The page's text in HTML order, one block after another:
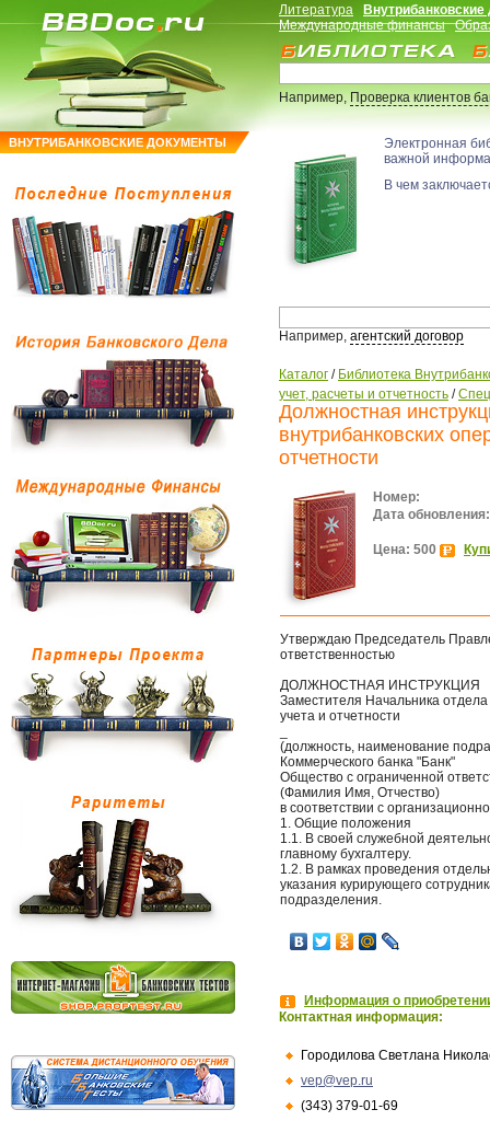
ВНУТРИБАНКОВСКИЕ ДОКУМЕНТЫ
Литература
Международные финансы
Например,Проверка клиентов
Электронная
важной
В чем
Например, агентский договор
Каталог / Библиотека
учет, расчеты и отчетность /
Должностная
внутрибанковских
отчетности
Номер:
Дата обновления:
Цена: 500
Утверждаю Председатель
ответственностью
ДОЛЖНОСТНАЯ ИНСТРУКЦИЯ
Заместителя Начальника отдела
учета и отчетности
(должность, наименование
Коммерческого банка "Банк"
Общество с ограниченной
(Фамилия Имя, Отчество)
в соответствии с
1. Общие положения
1.1. В своей служебной
главному бухгалтеру.
1.2. В рамках проведения
указания курирующего
подразделения.
Информация о
Контактная информация:
Городилова Светлана
vep@vep.ru
(343) 379-01-69